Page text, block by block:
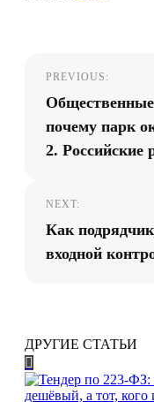
PREVIOUS:
почему парк
2. Российские
NEXT:
Как
входной
ДРУГИЕ СТАТЬИ